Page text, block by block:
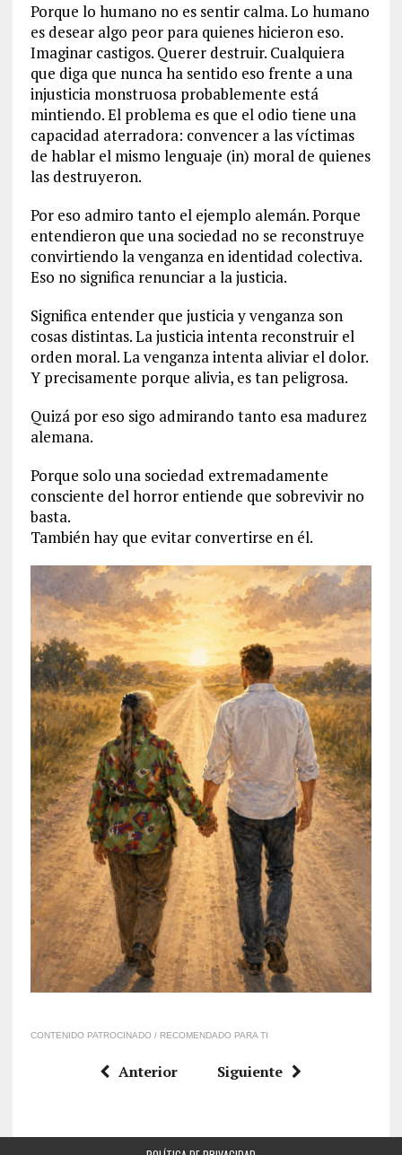
Porque lo humano no es sentir calma. Lo humano
es desear algo peor para quienes hicieron eso.
Imaginar castigos. Querer destruir. Cualquiera
que diga que nunca ha sentido eso frente a una
injusticia monstruosa probablemente está
mintiendo. El problema es que el odio tiene una
capacidad aterradora: convencer a las víctimas
de hablar el mismo lenguaje (in) moral de quienes
las destruyeron.
Por eso admiro tanto el ejemplo alemán. Porque
entendieron que una sociedad no se reconstruye
convirtiendo la venganza en identidad colectiva.
Eso no significa renunciar a la justicia.
Significa entender que justicia y venganza son
cosas distintas. La justicia intenta reconstruir el
orden moral. La venganza intenta aliviar el dolor.
Y precisamente porque alivia, es tan peligrosa.
Quizá por eso sigo admirando tanto esa madurez
alemana.
Porque solo una sociedad extremadamente
consciente del horror entiende que sobrevivir no
basta.
También hay que evitar convertirse en él.
CONTENIDO PATROCINADO / RECOMENDADO PARA TI
Anterior Siguiente